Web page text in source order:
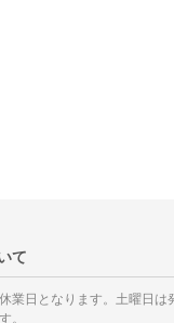
て
業日となります。土曜日は
。